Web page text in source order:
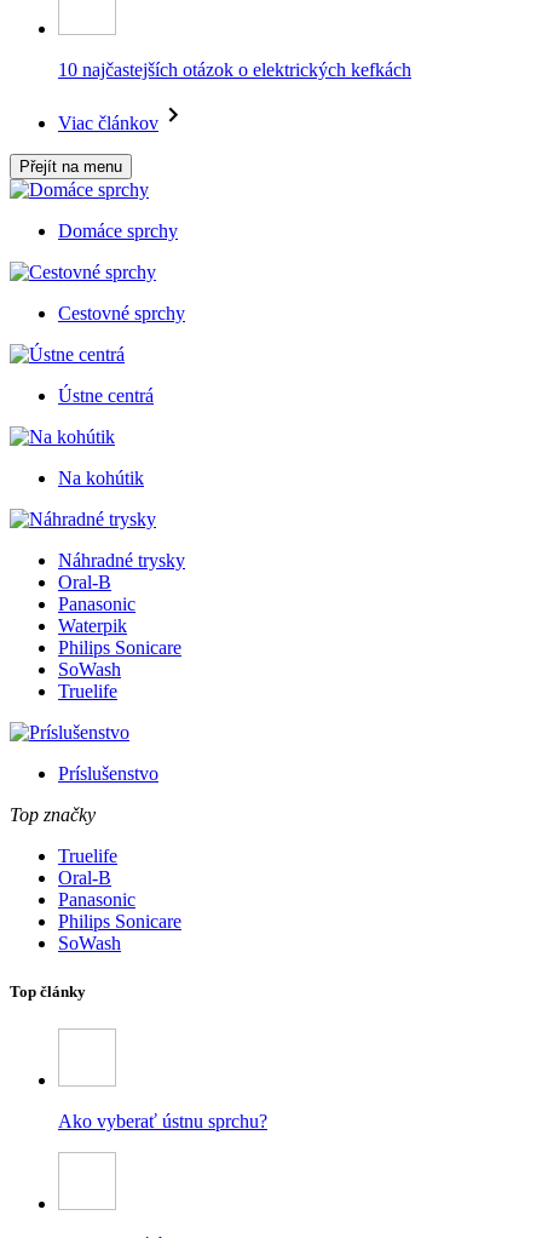
10 najčastejších otázok o elektrických kefkách
Viac článkov
Přejít na menu
Domáce sprchy
Cestovné sprchy
Ústne centrá
Na kohútik
Náhradné trysky
Oral-B
Panasonic
Waterpik
Philips Sonicare
SoWash
Truelife
Príslušenstvo
Top značky
Truelife
Oral-B
Panasonic
Philips Sonicare
SoWash
Top články
Ako vyberať ústnu sprchu?